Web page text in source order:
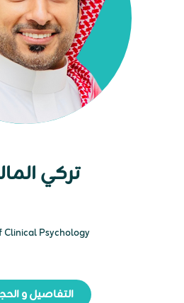
تركي
Clinical Psychology
التفاصيل و